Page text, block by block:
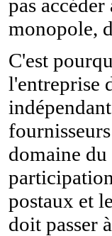
pas
monopole,
C'est
l'entreprise
domaine
postaux et
doit passer